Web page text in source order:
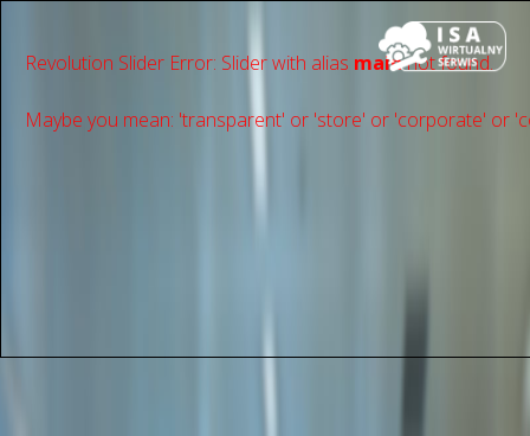
Revolution Slider Error: Slider with alias mainnot found.
Maybe you mean: 'transparent' or 'store' or 'сorporate' or